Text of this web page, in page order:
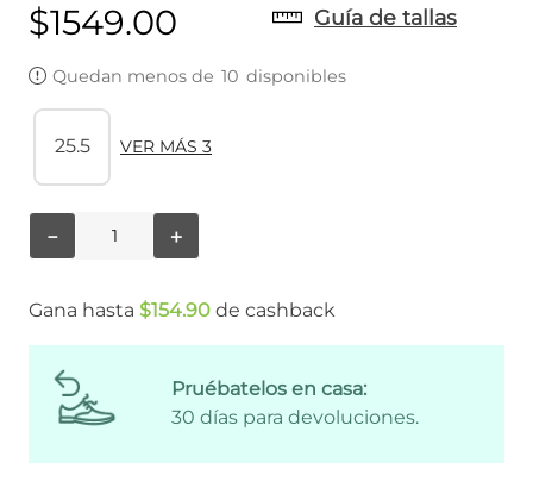
$1549.00 Guía de tallas
Quedan menos de 10 disponibles
25.5 VER MÁS 3
＋
－
Gana hasta $154.90 de cashback
Pruébatelos en casa:
30 días para devoluciones.